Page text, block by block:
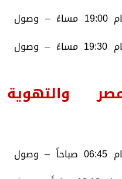
قطار 927 (إسباني مطور): قيام 19:00 مساءً – وصول
قطار 1130 (ثالثة مكيفة): قيام 19:30 مساءً – وصول
والتهوية
قطار 1205 (ثالثة مكيفة): قيام 06:45 صباحاً – وصول